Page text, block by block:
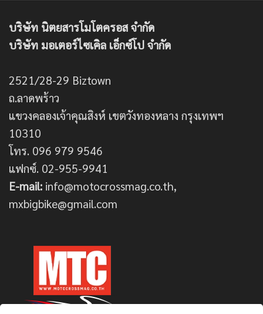
บริษัท นิตยสารโมโตครอส จำกัด
บริษัท มอเตอร์ไซเคิล เอ็กซ์โป จำกัด
2521/28-29 Biztown
ถ.ลาดพร้าว
แขวงคลองเจ้าคุณสิงห์ เขตวังทองหลาง กรุงเทพฯ
10310
โทร. 096 979 9546
แฟกซ์. 02-955-9941
E-mail: info@motocrossmag.co.th,
mxbigbike@gmail.com